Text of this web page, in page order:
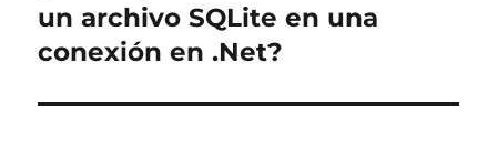
siguiente:
un archivo SQLite en una
conexión en .Net?